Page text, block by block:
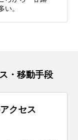
。
・移動手段
クセス